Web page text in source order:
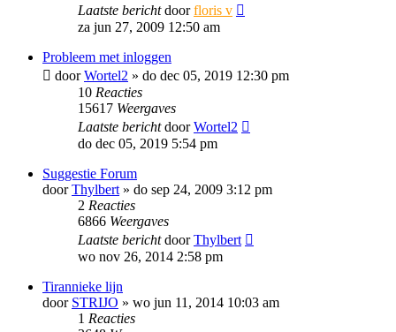
Laatste berichtdoorfloris v
za jun 27, 2009 12:50 am
Probleem met inloggen
doorWortel2 » do dec 05, 2019 12:30 pm
10 Reacties
15617 Weergaves
Laatste berichtdoorWortel2
do dec 05, 2019 5:54 pm
Suggestie Forum
doorThylbert » do sep 24, 2009 3:12 pm
2 Reacties
6866 Weergaves
Laatste berichtdoorThylbert
wo nov 26, 2014 2:58 pm
Tirannieke lijn
door STRIJO » wo jun 11, 2014 10:03 am
1 Reacties